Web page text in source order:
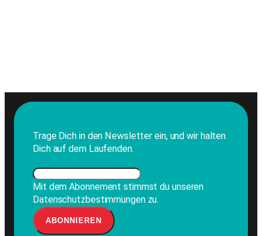
Trage Dich in den Newsletter ein, und wir halten
Dich auf dem Laufenden.
Mit dem Abonnement stimmst du unseren
Datenschutzbestimmungen zu.